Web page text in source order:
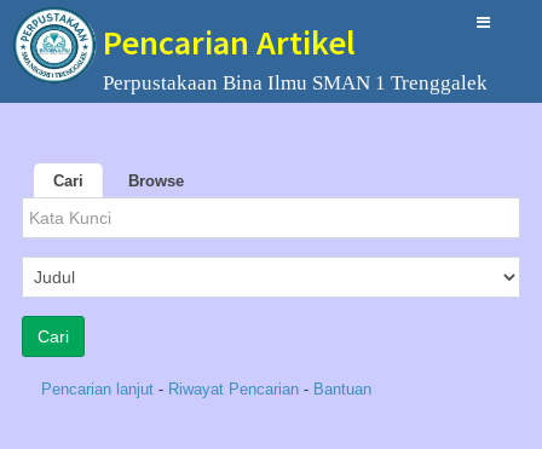
Pencarian Artikel
Perpustakaan Bina Ilmu SMAN 1 Trenggalek
Cari Browse
Pencarian lanjut - Riwayat Pencarian - Bantuan